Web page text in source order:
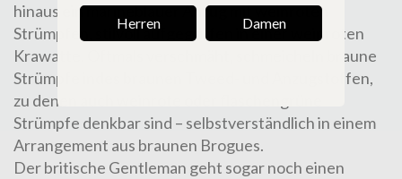
hinaus ein marineblauer Anzug mit weinroten
Strümpfen, stilvoll aufgegriffen in einer weinroten
Krawatte. Oftmals verschmäht, schmeicheln braune
Strümpfe indes braunen Tweed- und Anzugstoffen,
zu denen auch weinrote oder flaschengrüne
Strümpfe denkbar sind – selbstverständlich in einem
Arrangement aus braunen Brogues.
Der britische Gentleman geht sogar noch einen
Herren Damen